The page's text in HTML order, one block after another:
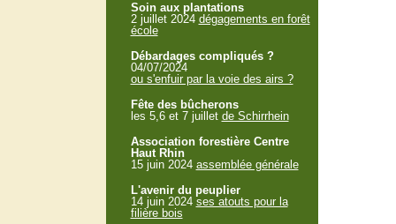
Soin aux plantations
2 juillet 2024 dégagements en forêt
école
Débardages compliqués ?
04/07/2024
ou s'enfuir par la voie des airs ?
Fête des bûcherons
les 5,6 et 7 juillet de Schirrhein
Association forestière Centre
Haut Rhin
15 juin 2024 assemblée générale
L'avenir du peuplier
14 juin 2024 ses atouts pour la
filière bois